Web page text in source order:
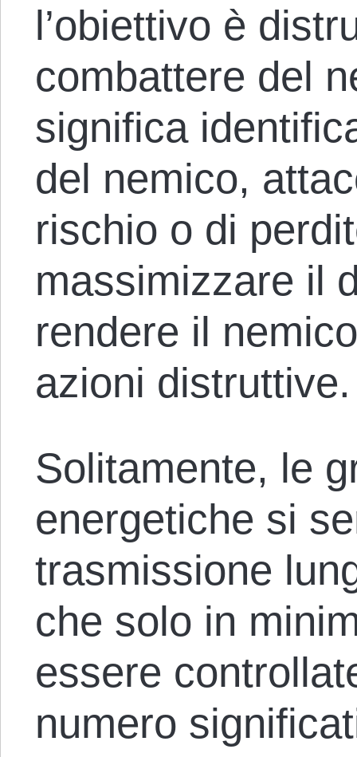
l’obiettivo è
combattere del
significa
del nemico,
rischio o di
massimizzare il
rendere il
azioni distruttive.
Solitamente, le
energetiche si
trasmissione
che solo in
essere
numero